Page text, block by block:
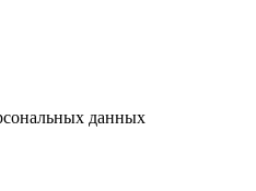
данных